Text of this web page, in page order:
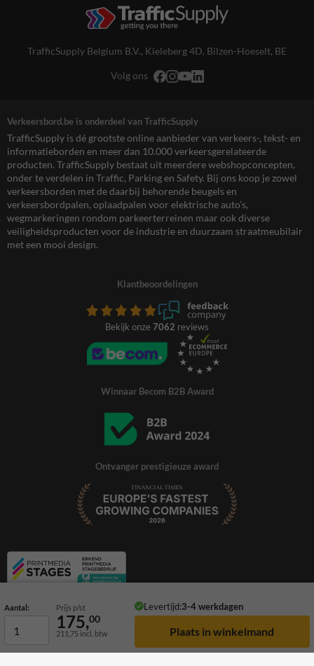
Aantal: Prijs p/st Levertijd:3-4 werkdagen
175,00
211,75 incl. btw
TrafficSupply Belgium B.V., Kieleberg 4D, Bilzen-Hoeselt, BE
Volg ons
Verkeersbord.be is onderdeel van TrafficSupply
TrafficSupply is dé grootste online aanbieder van verkeers-, tekst- en
informatieborden en meer dan 10.000 verkeersgerelateerde
producten. TrafficSupply bestaat uit meerdere webshopconcepten,
onder te verdelen in Traffic, Parking en Safety. Bij ons koop je zowel
verkeersborden met de daarbij behorende beugels en
verkeersbordpalen, oplaadpalen voor elektrische auto’s,
wegmarkeringen rondom parkeerterreinen maar ook diverse
veiligheidsproducten voor de industrie en duurzaam straatmeubilair
met een mooi design.
Klantbeoordelingen
Bekijk onze 7062 reviews
Winnaar Becom B2B Award
Ontvanger prestigieuze award
© 2026 TrafficSupply. Alle rechten voorbehouden.